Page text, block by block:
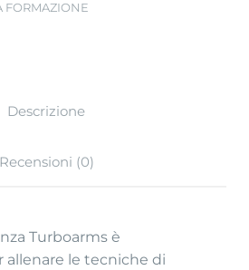
FORMAZIONE
Descrizione
Recensioni (0)
Turboarms è
allenare le tecniche di